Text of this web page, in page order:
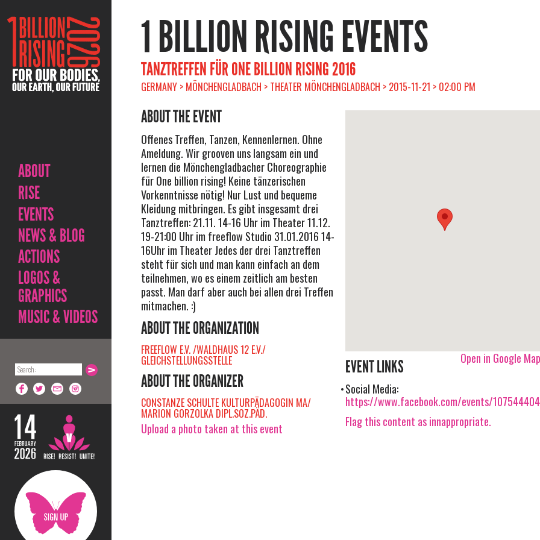
ABOUT
RISE
EVENTS
NEWS & BLOG
ACTIONS
LOGOS &
GRAPHICS
MUSIC & VIDEOS
1 BILLION RISING EVENTS
TANZTREFFEN FÜR ONE BILLION RISING 2016
GERMANY > MÖNCHENGLADBACH > THEATER MÖNCHENGLADBACH > 2015-11-21 > 02:00 PM
ABOUT THE EVENT
Offenes Treffen, Tanzen, Kennenlernen. Ohne
Ameldung. Wir grooven uns langsam ein und
lernen die Mönchengladbacher Choreographie
für One billion rising! Keine tänzerischen
Vorkenntnisse nötig! Nur Lust und bequeme
Kleidung mitbringen. Es gibt insgesamt drei
Tanztreffen: 21.11. 14-16 Uhr im Theater 11.12.
19-21:00 Uhr im freeflow Studio 31.01.2016 14-
16Uhr im Theater Jedes der drei Tanztreffen
steht für sich und man kann einfach an dem
teilnehmen, wo es einem zeitlich am besten
passt. Man darf aber auch bei allen drei Treffen
mitmachen. :)
ABOUT THE ORGANIZATION
FREEFLOW E.V. /WALDHAUS 12 E.V./
GLEICHSTELLUNGSSTELLE
ABOUT THE ORGANIZER
CONSTANZE SCHULTE KULTURPÄDAGOGIN MA/
MARION GORZOLKA DIPL.SOZ.PÄD.
Upload a photo taken at this event
Open in Google
EVENT LINKS
Social Media:
https://www.facebook.com/events/
Flag this content as innappropriate.